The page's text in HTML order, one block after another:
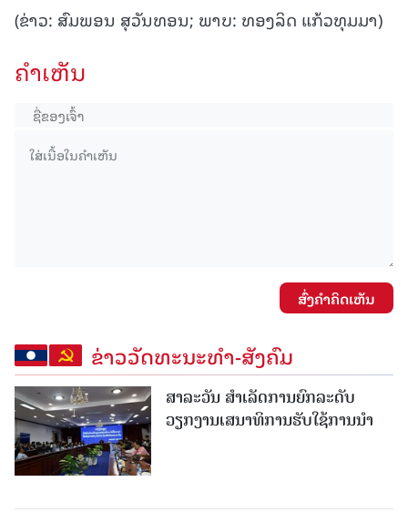
(ຂ່າວ: ສົມພອນ ສຸວັນທອນ; ພາບ: ທອງລິດ ແກ້ວທຸມມາ)
ຄໍາເຫັນ
ສົ່ງຄໍາຄິດເຫັນ
ຂ່າວວັດທະນະທຳ-ສັງຄົມ
ສາລະວັນ ສໍາເລັດການຍົກລະດັບ
ວຽກງານເສນາທິການຮັບໃຊ້ການນໍາ